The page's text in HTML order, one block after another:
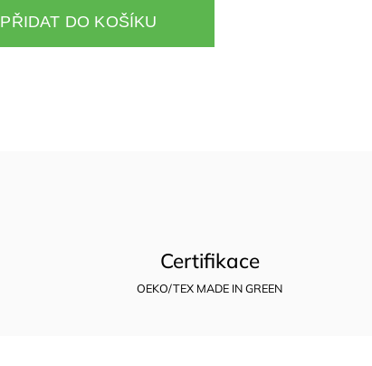
PŘIDAT DO KOŠÍKU
Certifikace
OEKO/TEX MADE IN GREEN